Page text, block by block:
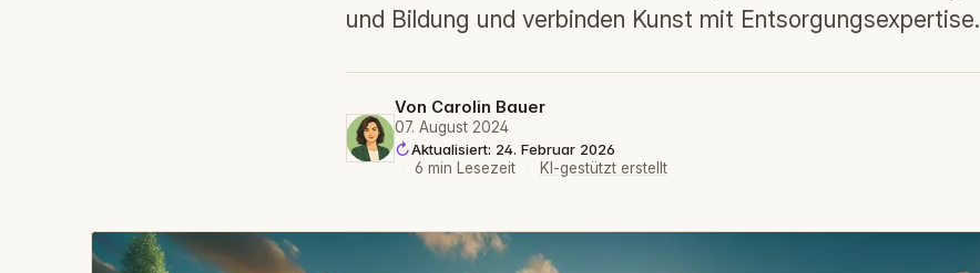
und Bildung und verbinden Kunst mit Entsorgungsexpertise.
Von Carolin Bauer
07. August 2024
Aktualisiert: 24. Februar 2026
·
6 min Lesezeit · KI-gestützt erstellt